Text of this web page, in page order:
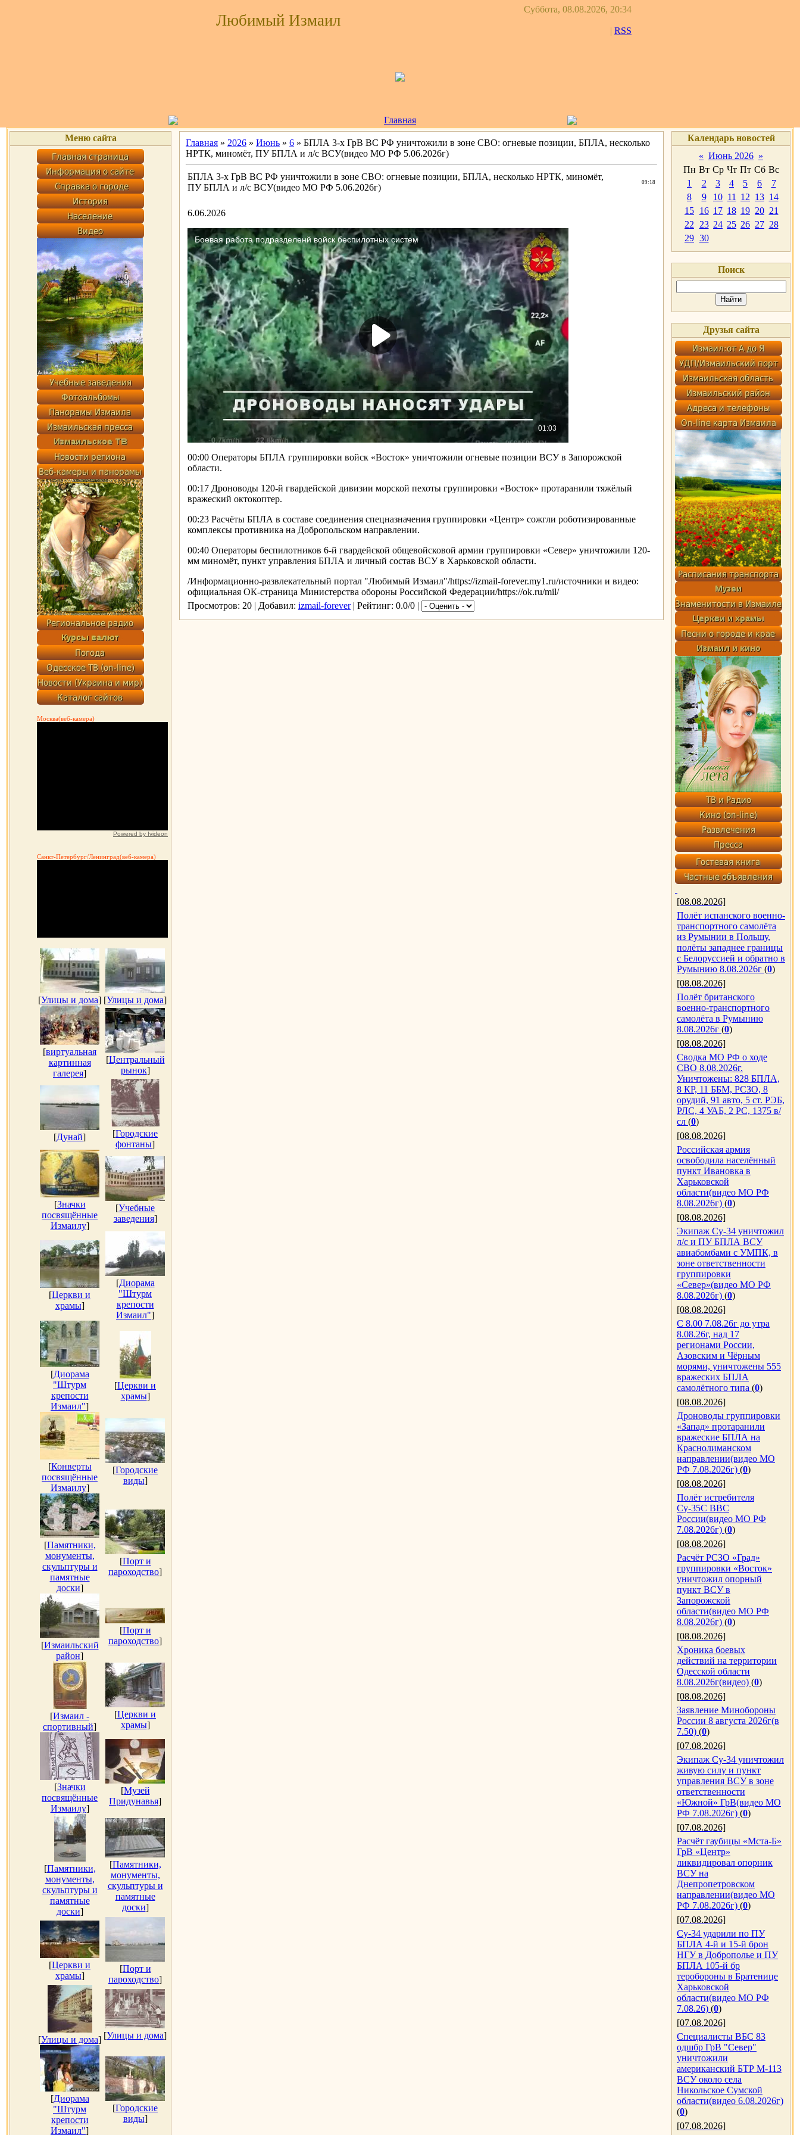
Любимый Измаил
Суббота, 08.08.2026, 20:34
| RSS
Главная
Меню сайта
Москва(веб-камера)
Powered by Ivideon
Санкт-Петербург/Ленинград(веб-камера)
[Улицы и дома] [Улицы и дома]
[виртуальная
картинная
галерея]
[Центральный
рынок]
[Дунай] [Городские
фонтаны]
[Значки
посвящённые
Измаилу]
[Учебные
заведения]
[Церкви и
храмы]
[Диорама
"Штурм
крепости
Измаил"]
[Диорама
"Штурм
крепости
Измаил"]
[Церкви и
храмы]
[Конверты
посвящённые
Измаилу]
[Городские
виды]
[Памятники,
монументы,
скульптуры и
памятные
доски]
[Порт и
пароходство]
[Измаильский
район]
[Порт и
пароходство]
[Измаил -
спортивный]
[Церкви и
храмы]
[Значки
посвящённые
Измаилу]
[Музей
Придунавья]
[Памятники,
монументы,
скульптуры и
памятные
доски]
[Памятники,
монументы,
скульптуры и
памятные
доски]
[Церкви и
храмы]
[Порт и
пароходство]
[Улицы и дома] [Улицы и дома]
[Диорама
"Штурм
крепости
Измаил"]
[Городские
виды]
Главная » 2026 » Июнь » 6 » БПЛА 3-х ГрВ ВС РФ уничтожили в зоне СВО: огневые позиции, БПЛА, несколько
НРТК, миномёт, ПУ БПЛА и л/с ВСУ(видео МО РФ 5.06.2026г)
БПЛА 3-х ГрВ ВС РФ уничтожили в зоне СВО: огневые позиции, БПЛА, несколько НРТК, миномёт,
ПУ БПЛА и л/с ВСУ(видео МО РФ 5.06.2026г)
09:18
6.06.2026
00:00 Операторы БПЛА группировки войск «Восток» уничтожили огневые позиции ВСУ в Запорожской
области.
00:17 Дроноводы 120-й гвардейской дивизии морской пехоты группировки «Восток» протаранили тяжёлый
вражеский октокоптер.
00:23 Расчёты БПЛА в составе соединения спецназначения группировки «Центр» сожгли роботизированные
комплексы противника на Добропольском направлении.
00:40 Операторы беспилотников 6-й гвардейской общевойсковой армии группировки «Север» уничтожили 120-
мм миномёт, пункт управления БПЛА и личный состав ВСУ в Харьковской области.
/Информационно-развлекательный портал "Любимый Измаил"/https://izmail-forever.my1.ru/источники и видео:
официальная OК-страница Министерства обороны Российской Федерации/https://ok.ru/mil/
Просмотров: 20 | Добавил: izmail-forever| Рейтинг: 0.0/0 |
Календарь новостей
« Июнь 2026 »
Пн Вт Ср Чт Пт Сб Вс
1
2 3 4 5 6
7
8
9 10 11 12 13 14
15 16 17 18 19 20 21
22
23 24 25 26 27 28
29 30
Поиск
Друзья сайта
[08.08.2026]
Полёт испанского военно-
транспортного самолёта
из Румынии в Польшу,
полёты западнее границы
с Белоруссией и обратно в
Румынию 8.08.2026г (0)
[08.08.2026]
Полёт британского
военно-транспортного
самолёта в Румынию
8.08.2026г (0)
[08.08.2026]
Сводка МО РФ о ходе
СВО 8.08.2026г.
Уничтожены: 828 БПЛА,
8 КР, 11 ББМ, РСЗО, 8
орудий, 91 авто, 5 ст. РЭБ,
РЛС, 4 УАБ, 2 РС, 1375 в/
сл (0)
[08.08.2026]
Российская армия
освободила населённый
пункт Ивановка в
Харьковской
области(видео МО РФ
8.08.2026г) (0)
[08.08.2026]
Экипаж Су-34 уничтожил
л/с и ПУ БПЛА ВСУ
авиабомбами с УМПК, в
зоне ответственности
группировки
«Север»(видео МО РФ
8.08.2026г) (0)
[08.08.2026]
С 8.00 7.08.26г до утра
8.08.26г, над 17
регионами России,
Азовским и Чёрным
морями, уничтожены 555
вражеских БПЛА
самолётного типа (0)
[08.08.2026]
Дроноводы группировки
«Запад» протаранили
вражеские БПЛА на
Краснолиманском
направлении(видео МО
РФ 7.08.2026г) (0)
[08.08.2026]
Полёт истребителя
Су-35С ВВС
России(видео МО РФ
7.08.2026г) (0)
[08.08.2026]
Расчёт РСЗО «Град»
группировки «Восток»
уничтожил опорный
пункт ВСУ в
Запорожской
области(видео МО РФ
8.08.2026г) (0)
[08.08.2026]
Хроника боевых
действий на территории
Одесской области
8.08.2026г(видео) (0)
[08.08.2026]
Заявление Минобороны
России 8 августа 2026г(в
7.50) (0)
[07.08.2026]
Экипаж Су-34 уничтожил
живую силу и пункт
управления ВСУ в зоне
ответственности
«Южной» ГрВ(видео МО
РФ 7.08.2026г) (0)
[07.08.2026]
Расчёт гаубицы «Мста-Б»
ГрВ «Центр»
ликвидировал опорник
ВСУ на
Днепропетровском
направлении(видео МО
РФ 7.08.2026г) (0)
[07.08.2026]
Су-34 ударили по ПУ
БПЛА 4-й и 15-й брон
НГУ в Доброполье и ПУ
БПЛА 105-й бр
теробороны в Братенице
Харьковской
области(видео МО РФ
7.08.26) (0)
[07.08.2026]
Специалисты ВБС 83
одшбр ГрВ "Север"
уничтожили
американский БТР М-113
ВСУ около села
Никольское Сумской
области(видео 6.08.2026г)
(0)
[07.08.2026]